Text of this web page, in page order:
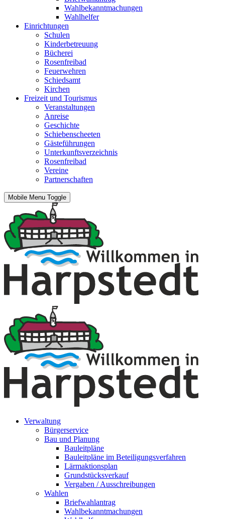
Wahlbekanntmachungen
Wahlhelfer
Einrichtungen
Schulen
Kinderbetreuung
Bücherei
Rosenfreibad
Feuerwehren
Schiedsamt
Kirchen
Freizeit und Tourismus
Veranstaltungen
Anreise
Geschichte
Schiebenscheeten
Gästeführungen
Unterkunftsverzeichnis
Rosenfreibad
Vereine
Partnerschaften
Mobile Menu Toggle
Verwaltung
Bürgerservice
Bau und Planung
Bauleitpläne
Bauleitpläne im Beteiligungsverfahren
Lärmaktionsplan
Grundstücksverkauf
Vergaben / Ausschreibungen
Wahlen
Briefwahlantrag
Wahlbekanntmachungen